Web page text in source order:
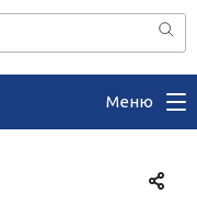
Меню